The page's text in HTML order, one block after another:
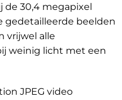
de 30,4 megapixel
gedetailleerde beelden
vrijwel alle
weinig licht met een
JPEG video